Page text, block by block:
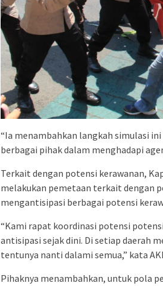
“Ia menambahkan langkah simulasi
berbagai pihak dalam menghadapi
Terkait dengan potensi kerawanan,
melakukan pemetaan terkait dengan
mengantisipasi berbagai potensi
“Kami rapat koordinasi potensi
antisipasi sejak dini. Di setiap daerah
tentunya nanti dalami semua,” kata
Pihaknya menambahkan, untuk pola